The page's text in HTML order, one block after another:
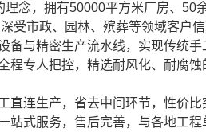
念，拥有50000平方米厂房、50
受市政、园林、殡葬等领域客户信
备与精密生产流水线，实现传统
专人把控，精选耐风化、耐腐蚀
直连生产，省去中间环节，性价
站式服务，售后完善，与各地工